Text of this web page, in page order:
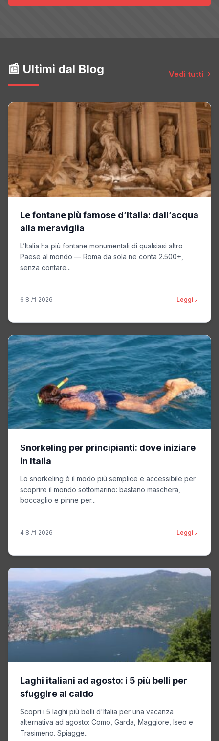
📰 Ultimi dal Blog Vedi tutti
Le fontane più famose d’Italia: dall’acqua
alla meraviglia
L’Italia ha più fontane monumentali di qualsiasi altro
Paese al mondo — Roma da sola ne conta 2.500+,
senza contare...
6 8 月 2026 Leggi
Snorkeling per principianti: dove iniziare
in Italia
Lo snorkeling è il modo più semplice e accessibile per
scoprire il mondo sottomarino: bastano maschera,
boccaglio e pinne per...
4 8 月 2026 Leggi
Laghi italiani ad agosto: i 5 più belli per
sfuggire al caldo
Scopri i 5 laghi più belli d'Italia per una vacanza
alternativa ad agosto: Como, Garda, Maggiore, Iseo e
Trasimeno. Spiagge...